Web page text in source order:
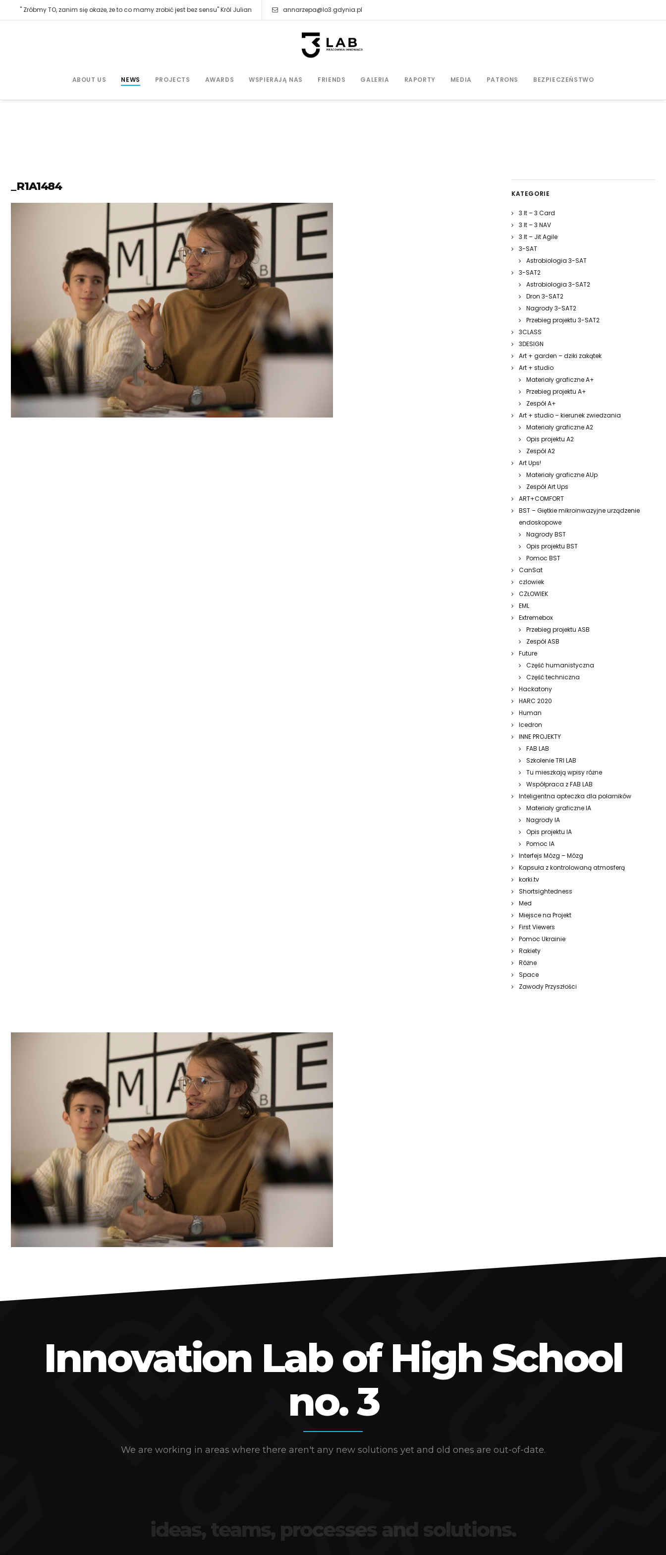
" Zróbmy TO, zanim się okaże, że to co mamy zrobić jest bez sensu" Król Julian annarzepa@lo3.gdynia.pl
ABOUT US NEWS PROJECTS AWARDS WSPIERAJĄ NAS FRIENDS GALERIA RAPORTY MEDIA PATRONS BEZPIECZEŃSTWO
_R1A1484
KATEGORIE
3 It – 3 Card
3 It – 3 NAV
3 It – Jit Agile
3-SAT
Astrobiologia 3-SAT
3-SAT2
Astrobiologia 3-SAT2
Dron 3-SAT2
Nagrody 3-SAT2
Przebieg projektu 3-SAT2
3CLASS
3DESIGN
Art + garden – dziki zakątek
Art + studio
Materiały graficzne A+
Przebieg projektu A+
Zespół A+
Art + studio – kierunek zwiedzania
Materiały graficzne A2
Opis projektu A2
Zespół A2
Art Ups!
Materiały graficzne AUp
Zespół Art Ups
ART+COMFORT
BST – Giętkie mikroinwazyjne urządzenie
endoskopowe
Nagrody BST
Opis projektu BST
Pomoc BST
CanSat
czlowiek
CZŁOWIEK
EML
Extremebox
Przebieg projektu ASB
Zespół ASB
Future
Część humanistyczna
Część techniczna
Hackatony
HARC 2020
Human
Icedron
INNE PROJEKTY
FAB LAB
Szkolenie TRI LAB
Tu mieszkają wpisy różne
Współpraca z FAB LAB
Inteligentna apteczka dla polarników
Materiały graficzne IA
Nagrody IA
Opis projektu IA
Pomoc IA
Interfejs Mózg – Mózg
Kapsuła z kontrolowaną atmosferą
korki.tv
Shortsightedness
Med
Miejsce na Projekt
First Viewers
Pomoc Ukrainie
Rakiety
Różne
Space
Zawody Przyszłości
Innovation Lab of High School
no. 3
We are working in areas where there aren't any new solutions yet and old ones are out-of-date.
ideas, teams, processes and solutions.